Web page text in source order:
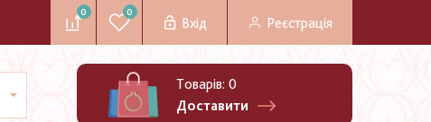
0 0
Вхід Реєстрація
Товарів: 0
Доставити